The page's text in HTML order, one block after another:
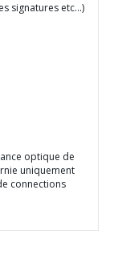
signatures etc…)
optique de
uniquement
connections